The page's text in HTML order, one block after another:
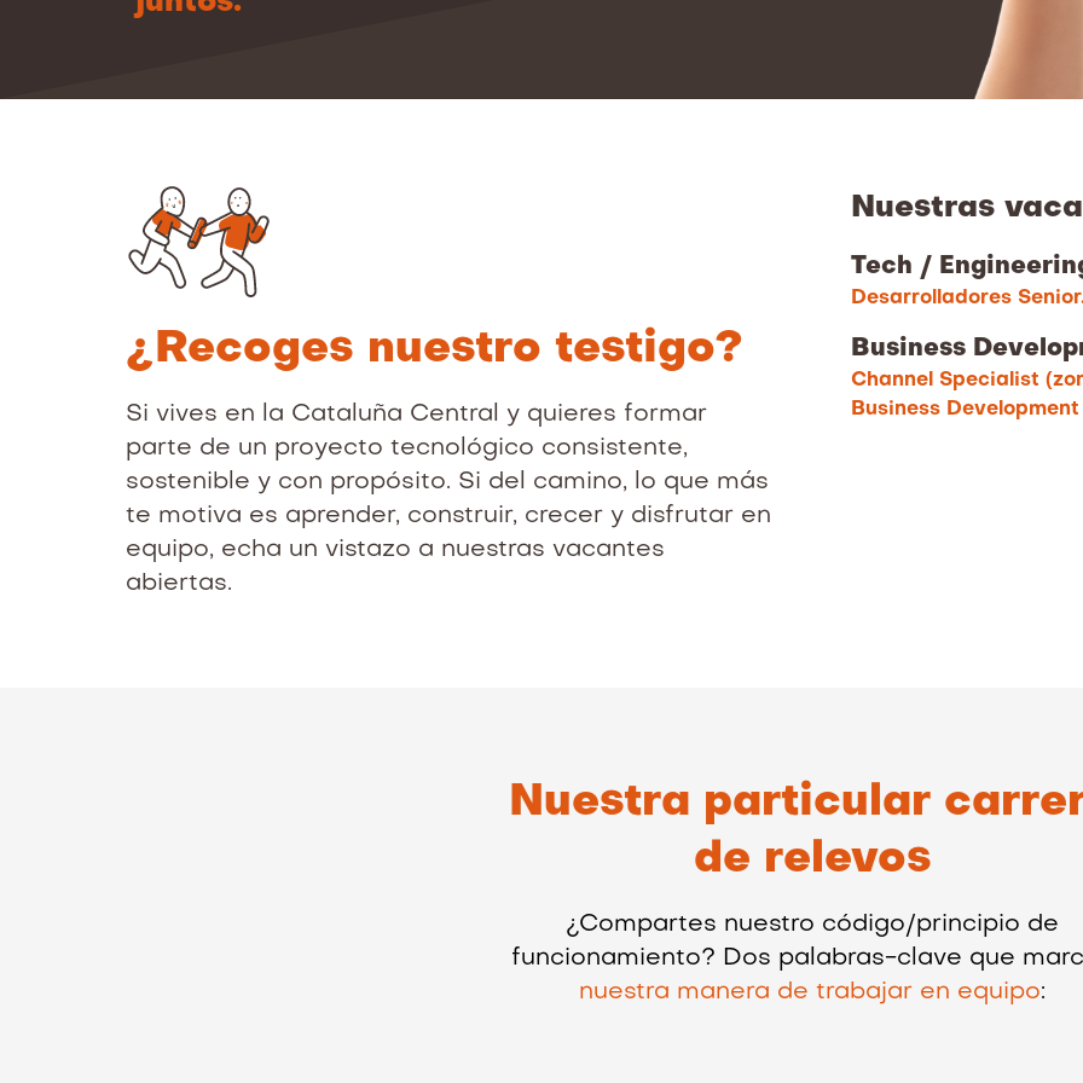
¿Recoges nuestro testigo?
Si vives en la Cataluña Central y quieres formar
parte de un proyecto tecnológico consistente,
sostenible y con propósito. Si del camino, lo que más
te motiva es aprender, construir, crecer y disfrutar en
equipo, echa un vistazo a nuestras vacantes
abiertas.
Nuestras
Tech /
Desarrolladores
Business
Channel Specialist
Business
Nuestra particular
de relevos
¿Compartes nuestro código/principio de
funcionamiento? Dos palabras-clave que
nuestra manera de trabajar en equipo: